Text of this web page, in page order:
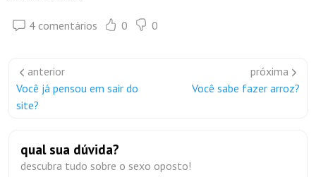
4 comentários 0 0
anterior
Você já pensou em sair do
site?
próxima
Você sabe fazer arroz?
qual sua dúvida?
descubra tudo sobre o sexo oposto!